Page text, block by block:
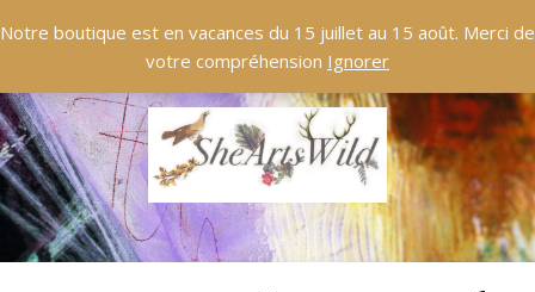
Notre boutique est en vacances du 15 juillet au 15 août. Merci de
votre compréhension Ignorer